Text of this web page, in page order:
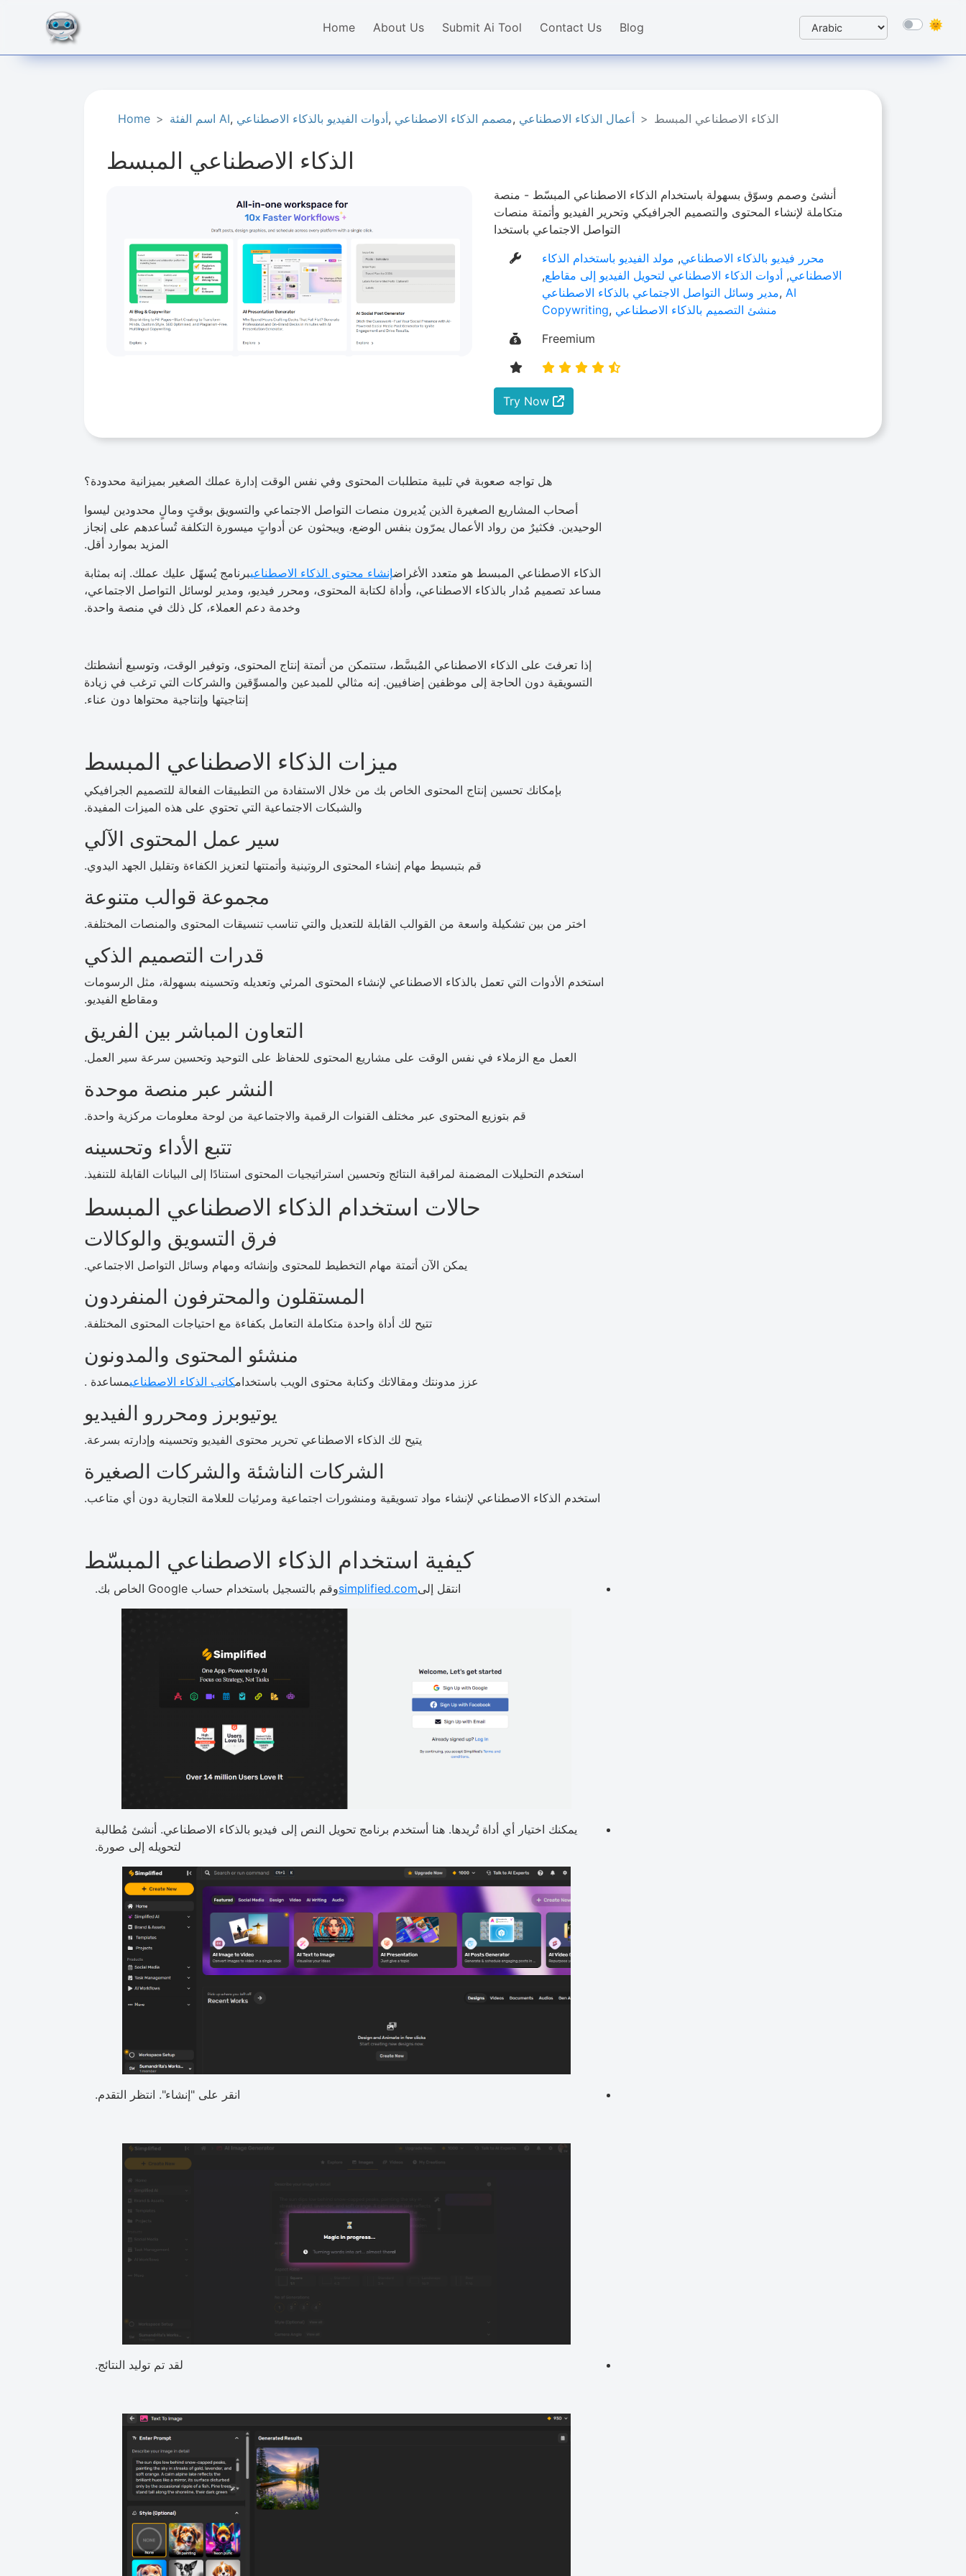
Home About Us Submit Ai Tool Contact Us Blog
Home اسم الفئة AI, أدوات الفيديو بالذكاء الاصطناعي, مصمم الذكاء الاصطناعي, أعمال الذكاء الاصطناعي الذكاء الاصطناعي المبسط
الذكاء الاصطناعي المبسط
أنشئ وصمم وسوّق بسهولة باستخدام الذكاء الاصطناعي المبسّط - منصة
متكاملة لإنشاء المحتوى والتصميم الجرافيكي وتحرير الفيديو وأتمتة منصات
التواصل الاجتماعي باستخدا
محرر فيديو بالذكاء الاصطناعي, مولد الفيديو باستخدام الذكاء
الاصطناعي, أدوات الذكاء الاصطناعي لتحويل الفيديو إلى مقاطع,
مدير وسائل التواصل الاجتماعي بالذكاء الاصطناعي,AI
Copywriting, منشئ التصميم بالذكاء الاصطناعي
Freemium
Try Now
هل تواجه صعوبة في تلبية متطلبات المحتوى وفي نفس الوقت إدارة عملك الصغير بميزانية محدودة؟
أصحاب المشاريع الصغيرة الذين يُديرون منصات التواصل الاجتماعي والتسويق بوقتٍ ومالٍ محدودين ليسوا
الوحيدين. فكثيرٌ من رواد الأعمال يمرّون بنفس الوضع، ويبحثون عن أدواتٍ ميسورة التكلفة تُساعدهم على إنجاز
المزيد بموارد أقل.
الذكاء الاصطناعي المبسط هو متعدد الأغراضإنشاء محتوى الذكاء الاصطناعيبرنامج يُسهّل عليك عملك. إنه بمثابة
مساعد تصميم مُدار بالذكاء الاصطناعي، وأداة لكتابة المحتوى، ومحرر فيديو، ومدير لوسائل التواصل الاجتماعي،
وخدمة دعم العملاء، كل ذلك في منصة واحدة.
إذا تعرفتَ على الذكاء الاصطناعي المُبسَّط، ستتمكن من أتمتة إنتاج المحتوى، وتوفير الوقت، وتوسيع أنشطتك
التسويقية دون الحاجة إلى موظفين إضافيين. إنه مثالي للمبدعين والمسوِّقين والشركات التي ترغب في زيادة
إنتاجيتها وإنتاجية محتواها دون عناء.
ميزات الذكاء الاصطناعي المبسط
بإمكانك تحسين إنتاج المحتوى الخاص بك من خلال الاستفادة من التطبيقات الفعالة للتصميم الجرافيكي
والشبكات الاجتماعية التي تحتوي على هذه الميزات المفيدة.
سير عمل المحتوى الآلي
قم بتبسيط مهام إنشاء المحتوى الروتينية وأتمتتها لتعزيز الكفاءة وتقليل الجهد اليدوي.
مجموعة قوالب متنوعة
اختر من بين تشكيلة واسعة من القوالب القابلة للتعديل والتي تناسب تنسيقات المحتوى والمنصات المختلفة.
قدرات التصميم الذكي
استخدم الأدوات التي تعمل بالذكاء الاصطناعي لإنشاء المحتوى المرئي وتعديله وتحسينه بسهولة، مثل الرسومات
ومقاطع الفيديو.
التعاون المباشر بين الفريق
العمل مع الزملاء في نفس الوقت على مشاريع المحتوى للحفاظ على التوحيد وتحسين سرعة سير العمل.
النشر عبر منصة موحدة
قم بتوزيع المحتوى عبر مختلف القنوات الرقمية والاجتماعية من لوحة معلومات مركزية واحدة.
تتبع الأداء وتحسينه
استخدم التحليلات المضمنة لمراقبة النتائج وتحسين استراتيجيات المحتوى استنادًا إلى البيانات القابلة للتنفيذ.
حالات استخدام الذكاء الاصطناعي المبسط
فرق التسويق والوكالات
يمكن الآن أتمتة مهام التخطيط للمحتوى وإنشائه ومهام وسائل التواصل الاجتماعي.
المستقلون والمحترفون المنفردون
تتيح لك أداة واحدة متكاملة التعامل بكفاءة مع احتياجات المحتوى المختلفة.
منشئو المحتوى والمدونون
عزز مدونتك ومقالاتك وكتابة محتوى الويب باستخدامكاتب الذكاء الاصطناعيمساعدة .
يوتيوبرز ومحررو الفيديو
يتيح لك الذكاء الاصطناعي تحرير محتوى الفيديو وتحسينه وإدارته بسرعة.
الشركات الناشئة والشركات الصغيرة
استخدم الذكاء الاصطناعي لإنشاء مواد تسويقية ومنشورات اجتماعية ومرئيات للعلامة التجارية دون أي متاعب.
كيفية استخدام الذكاء الاصطناعي المبسّط
انتقل إلىsimplified.comوقم بالتسجيل باستخدام حساب Google الخاص بك.
يمكنك اختيار أي أداة تُريدها. هنا أستخدم برنامج تحويل النص إلى فيديو بالذكاء الاصطناعي. أنشئ مُطالبة
لتحويله إلى صورة.
انقر على "إنشاء". انتظر التقدم.
لقد تم توليد النتائج.